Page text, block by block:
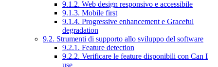
9.1.2. Web design responsivo e accessibile
9.1.3. Mobile first
9.1.4. Progressive enhancement e Graceful
degradation
9.2. Strumenti di supporto allo sviluppo del software
9.2.1. Feature detection
9.2.2. Verificare le feature disponibili con Can I
use